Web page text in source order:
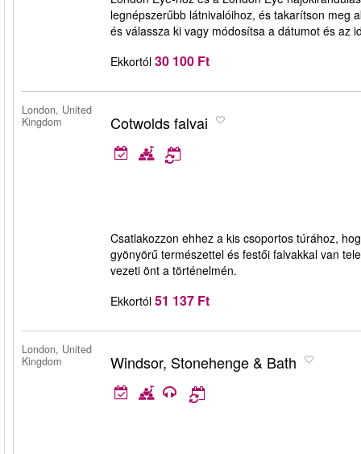
legnépszerűbb látnivalóihoz, és takarítson meg
és válassza ki vagy módosítsa a dátumot és az
Ekkortól 30 100 Ft
London, United
Kingdom
Cotwolds falvai
Csatlakozzon ehhez a kis csoportos túrához,
gyönyörű természettel és festői falvakkal van
vezeti önt a történelmén.
Ekkortól 51 137 Ft
London, United
Kingdom
Windsor, Stonehenge & Bath